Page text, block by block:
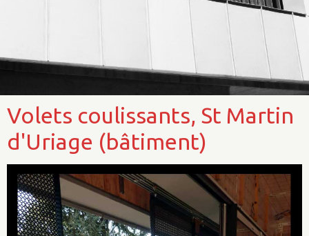
Volets coulissants, St Martin
d'Uriage (bâtiment)